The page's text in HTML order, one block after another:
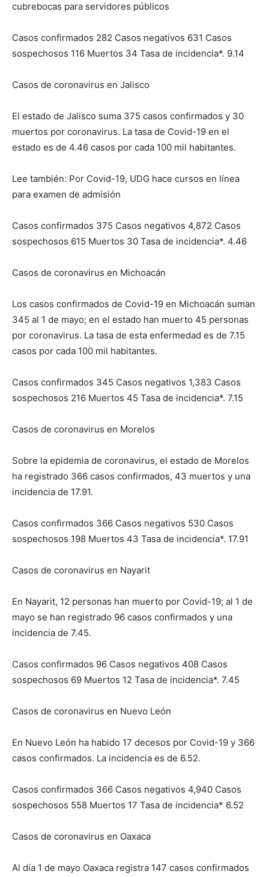
cubrebocas para servidores públicos
Casos confirmados 282 Casos negativos 631 Casos
sospechosos 116 Muertos 34 Tasa de incidencia*. 9.14
Casos de coronavirus en Jalisco
El estado de Jalisco suma 375 casos confirmados y 30
muertos por coronavirus. La tasa de Covid-19 en el
estado es de 4.46 casos por cada 100 mil habitantes.
Lee también: Por Covid-19, UDG hace cursos en línea
para examen de admisión
Casos confirmados 375 Casos negativos 4,872 Casos
sospechosos 615 Muertos 30 Tasa de incidencia*. 4.46
Casos de coronavirus en Michoacán
Los casos confirmados de Covid-19 en Michoacán suman
345 al 1 de mayo; en el estado han muerto 45 personas
por coronavirus. La tasa de esta enfermedad es de 7.15
casos por cada 100 mil habitantes.
Casos confirmados 345 Casos negativos 1,383 Casos
sospechosos 216 Muertos 45 Tasa de incidencia*. 7.15
Casos de coronavirus en Morelos
Sobre la epidemia de coronavirus, el estado de Morelos
ha registrado 366 casos confirmados, 43 muertos y una
incidencia de 17.91.
Casos confirmados 366 Casos negativos 530 Casos
sospechosos 198 Muertos 43 Tasa de incidencia*. 17.91
Casos de coronavirus en Nayarit
En Nayarit, 12 personas han muerto por Covid-19; al 1 de
mayo se han registrado 96 casos confirmados y una
incidencia de 7.45.
Casos confirmados 96 Casos negativos 408 Casos
sospechosos 69 Muertos 12 Tasa de incidencia*. 7.45
Casos de coronavirus en Nuevo León
En Nuevo León ha habido 17 decesos por Covid-19 y 366
casos confirmados. La incidencia es de 6.52.
Casos confirmados 366 Casos negativos 4,940 Casos
sospechosos 558 Muertos 17 Tasa de incidencia* 6.52
Casos de coronavirus en Oaxaca
Al día 1 de mayo Oaxaca registra 147 casos confirmados